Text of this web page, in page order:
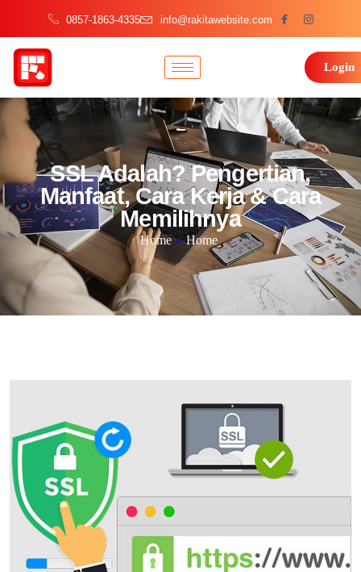
0857-1863-4335 info@rakitawebsite.com
Login
SSL Adalah? Pengertian,
Manfaat, Cara Kerja & Cara
Memilihnya
Home » Home